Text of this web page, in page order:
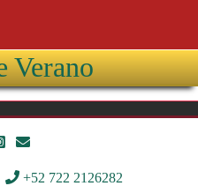
Verano
+52 722 2126282